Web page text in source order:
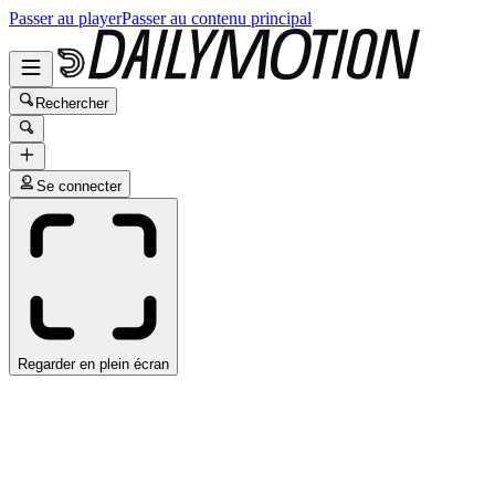
Passer au playerPasser au contenu principal
Rechercher
Se connecter
Regarder en plein écran